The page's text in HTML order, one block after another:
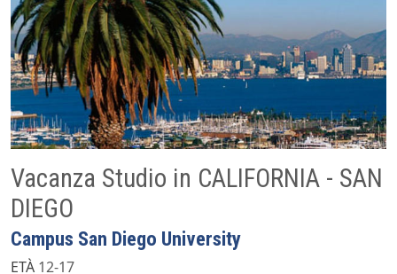
Vacanza Studio in CALIFORNIA - SAN
DIEGO
Campus San Diego University
ETÀ 12-17